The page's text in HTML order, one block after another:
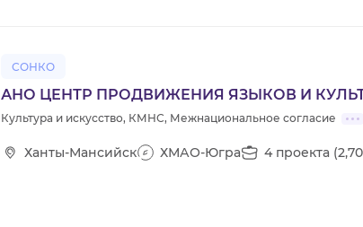
СОНКО
АНО ЦЕНТР ПРОДВИЖЕНИЯ ЯЗЫКОВ И
Культура и искусство, КМНС, Межнациональное согласие
Ханты-Мансийск ХМАО-Югра 4 проекта